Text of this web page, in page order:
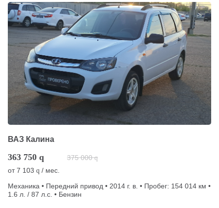
ВАЗ Калина
363 750 q 375 000 q
от7 103 q / мес.
Механика • Передний привод • 2014 г. в. • Пробег: 154 014 км •
1.6 л. / 87 л.с. • Бензин